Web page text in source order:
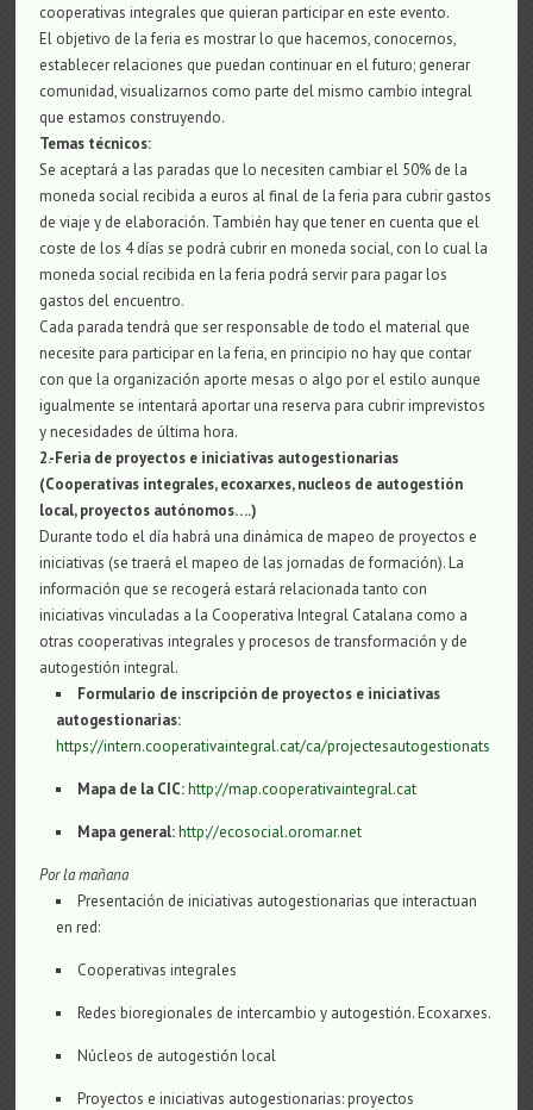
cooperativas integrales que quieran participar en este evento.
El objetivo de la feria es mostrar lo que hacemos, conocernos,
establecer relaciones que puedan continuar en el futuro; generar
comunidad, visualizarnos como parte del mismo cambio integral
que estamos construyendo.
Temas técnicos:
Se aceptará a las paradas que lo necesiten cambiar el 50% de la
moneda social recibida a euros al final de la feria para cubrir gastos
de viaje y de elaboración. También hay que tener en cuenta que el
coste de los 4 días se podrá cubrir en moneda social, con lo cual la
moneda social recibida en la feria podrá servir para pagar los
gastos del encuentro.
Cada parada tendrá que ser responsable de todo el material que
necesite para participar en la feria, en principio no hay que contar
con que la organización aporte mesas o algo por el estilo aunque
igualmente se intentará aportar una reserva para cubrir imprevistos
y necesidades de última hora.
2.-Feria de proyectos e iniciativas autogestionarias
(Cooperativas integrales, ecoxarxes, nucleos de autogestión
local, proyectos autónomos….)
Durante todo el día habrá una dinámica de mapeo de proyectos e
iniciativas (se traerá el mapeo de las jornadas de formación). La
información que se recogerá estará relacionada tanto con
iniciativas vinculadas a la Cooperativa Integral Catalana como a
otras cooperativas integrales y procesos de transformación y de
autogestión integral.
Formulario de inscripción de proyectos e iniciativas
autogestionarias:
https://intern.cooperativaintegral.cat/ca/projectesautogestionats
Mapa de la CIC:http://map.cooperativaintegral.cat
Mapa general:http://ecosocial.oromar.net
Por la mañana
Presentación de iniciativas autogestionarias que interactuan
en red:
Cooperativas integrales
Redes bioregionales de intercambio y autogestión. Ecoxarxes.
Núcleos de autogestión local
Proyectos e iniciativas autogestionarias: proyectos